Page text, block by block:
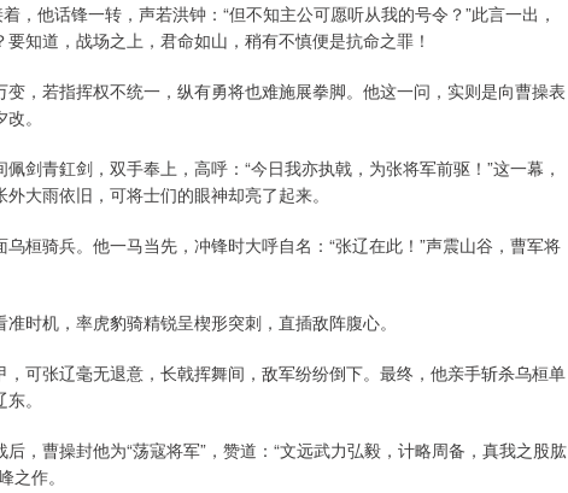
，他话锋一转，声若洪钟：“但不知主公可愿听从我的号令？”此言一出，
知道，战场之上，君命如山，稍有不慎便是抗命之罪！
，若指挥权不统一，纵有勇将也难施展拳脚。他这一问，实则是向曹操表
。
剑青釭剑，双手奉上，高呼：“今日我亦执戟，为张将军前驱！”这一幕，
大雨依旧，可将士们的眼神却亮了起来。
桓骑兵。他一马当先，冲锋时大呼自名：“张辽在此！”声震山谷，曹军将
时机，率虎豹骑精锐呈楔形突刺，直插敌阵腹心。
可张辽毫无退意，长戟挥舞间，敌军纷纷倒下。最终，他亲手斩杀乌桓单
。
，曹操封他为“荡寇将军”，赞道：“文远武力弘毅，计略周备，真我之股肱
之作。